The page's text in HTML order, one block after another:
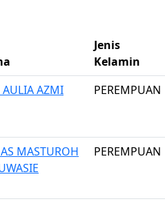
Jenis
Kelamin
AULIA AZMI PEREMPUAN
MASTUROH
PEREMPUAN